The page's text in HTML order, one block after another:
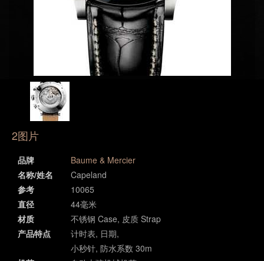
2图片
品牌
Baume & Mercier
名称/姓名
Capeland
参考
10065
直径
44毫米
材质
不锈钢 Case, 皮质 Strap
产品特点
计时表, 日期,
小秒针, 防水系数 30m